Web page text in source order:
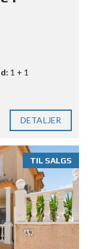
1 + 1
DETALJER
TIL SALGS